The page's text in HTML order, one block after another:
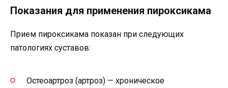
Показания для применения пироксикама
Прием пироксикама показан при следующих
патологиях суставов:
Остеоартроз (артроз) — хроническое